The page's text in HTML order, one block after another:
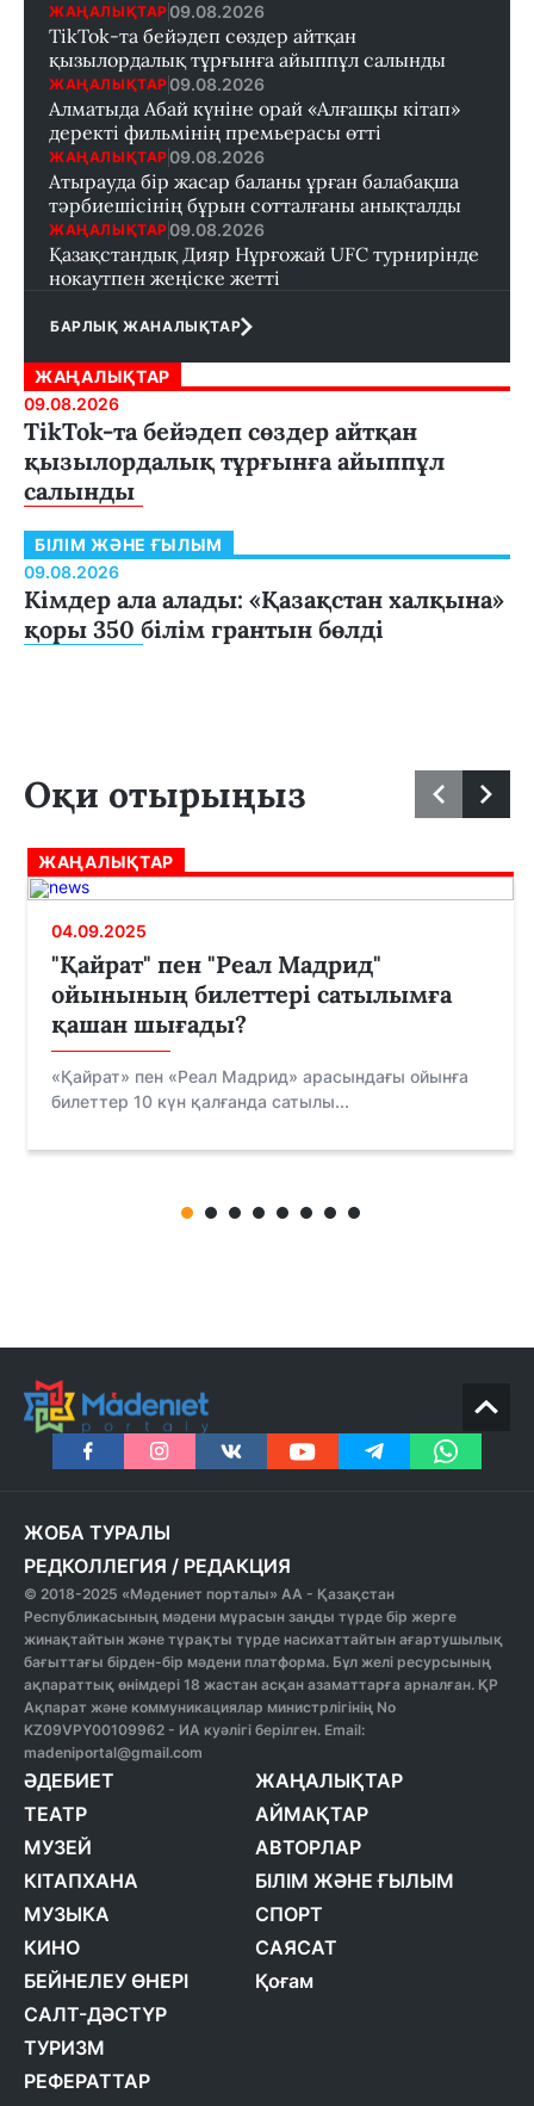
ЖАҢАЛЫҚТАР 09.08.2026
TikTok-та бейәдеп сөздер айтқан
қызылордалық тұрғынға айыппұл салынды
ЖАҢАЛЫҚТАР 09.08.2026
Алматыда Абай күніне орай «Алғашқы кітап»
деректі фильмінің премьерасы өтті
ЖАҢАЛЫҚТАР 09.08.2026
Атырауда бір жасар баланы ұрған балабақша
тәрбиешісінің бұрын сотталғаны анықталды
ЖАҢАЛЫҚТАР 09.08.2026
Қазақстандық Дияр Нұрғожай UFC турнирінде
нокаутпен жеңіске жетті
БАРЛЫҚ ЖАНАЛЫҚТАР
ЖАҢАЛЫҚТАР
09.08.2026
TikTok-та бейәдеп сөздер айтқан
қызылордалық тұрғынға айыппұл
салынды
БІЛІМ ЖӘНЕ ҒЫЛЫМ
09.08.2026
Кімдер ала алады: «Қазақстан халқына»
қоры 350 білім грантын бөлді
Оқи отырыңыз
ЖАҢАЛЫҚТАР
04.09.2025
"Қайрат" пен "Реал Мадрид"
ойынының билеттері сатылымға
қашан шығады?
«Қайрат» пен «Реал Мадрид» арасындағы ойынға
билеттер 10 күн қалғанда сатылы...
ЖОБА ТУРАЛЫ
РЕДКОЛЛЕГИЯ / РЕДАКЦИЯ
© 2018-2025 «Мәдениет порталы» АА - Қазақстан
Республикасының мәдени мұрасын заңды түрде бір жерге
жинақтайтын және тұрақты түрде насихаттайтын ағартушылық
бағыттағы бірден-бір мәдени платформа. Бұл желі ресурсының
ақпараттық өнімдері 18 жастан асқан азаматтарға арналған. ҚР
Ақпарат және коммуникациялар министрлігінің No
KZ09VPY00109962 - ИА куәлігі берілген. Email:
madeniportal@gmail.com
ӘДЕБИЕТ
ТЕАТР
МУЗЕЙ
КІТАПХАНА
МУЗЫКА
КИНО
БЕЙНЕЛЕУ ӨНЕРІ
САЛТ-ДӘСТҮР
ТУРИЗМ
РЕФЕРАТТАР
ЖАҢАЛЫҚТАР
АЙМАҚТАР
АВТОРЛАР
БІЛІМ ЖӘНЕ ҒЫЛЫМ
СПОРТ
САЯСАТ
Қоғам